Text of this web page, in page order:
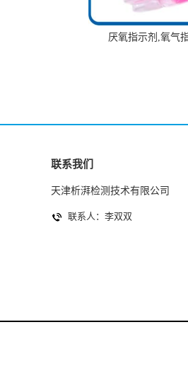
厌氧指示剂,氧气
联系我们
天津析湃检测技术有限公司
联系人：李双双